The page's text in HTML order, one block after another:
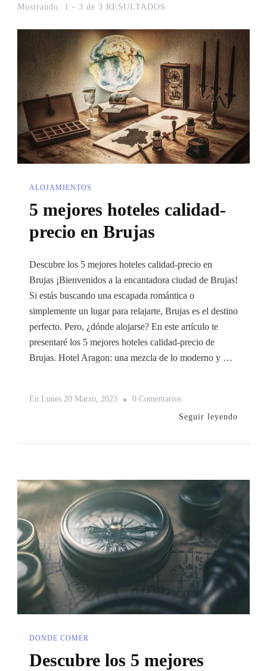
Mostrando: 1 - 3 de 3 RESULTADOS
ALOJAMIENTOS
5 mejores hoteles calidad-
precio en Brujas
Descubre los 5 mejores hoteles calidad-precio en
Brujas ¡Bienvenidos a la encantadora ciudad de Brujas!
Si estás buscando una escapada romántica o
simplemente un lugar para relajarte, Brujas es el destino
perfecto. Pero, ¿dónde alojarse? En este artículo te
presentaré los 5 mejores hoteles calidad-precio de
Brujas. Hotel Aragon: una mezcla de lo moderno y …
En Lunes 20 Marzo, 2023 0 ComentariosEn
5
En
Seguir leyendo
DONDE COMER
Descubre los 5 mejores